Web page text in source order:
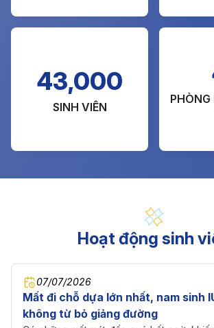
43,000
SINH VIÊN
Hoạt động sinh
07/07/2026
Mất đi chỗ dựa lớn nhất, nam sinh
không từ bỏ giảng đường